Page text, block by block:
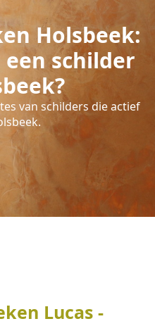
Holsbeek:
schilder
van schilders die actief
Lucas -